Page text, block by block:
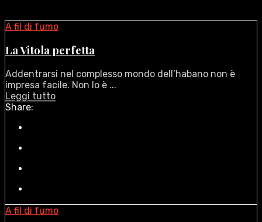
A fil di fumo
La Vitola perfetta
Addentrarsi nel complesso mondo dell’habano non è
impresa facile. Non lo è ...
Leggi tutto
Share:
A fil di fumo